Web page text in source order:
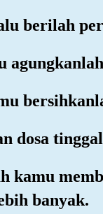
berilah
dosa
kamu
banyak.